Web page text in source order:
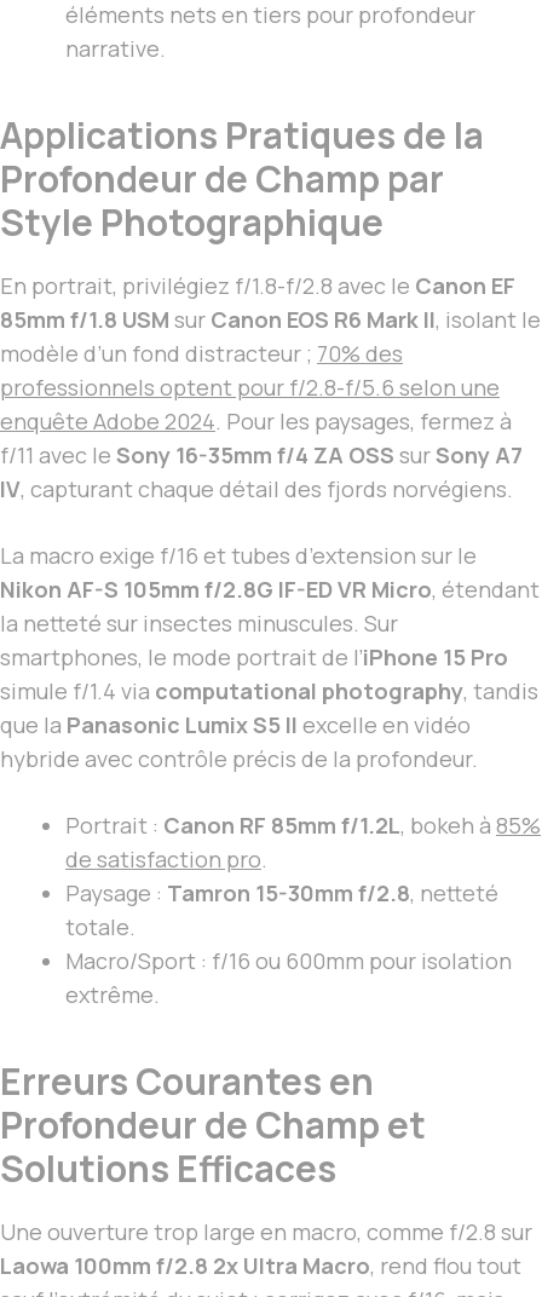
éléments nets en tiers pour profondeur
narrative.
Applications Pratiques de la
Profondeur de Champ par
Style Photographique
En portrait, privilégiez f/1.8-f/2.8 avec le Canon EF
85mm f/1.8 USM sur Canon EOS R6 Mark II, isolant le
modèle d’un fond distracteur ; 70% des
professionnels optent pour f/2.8-f/5.6 selon une
enquête Adobe 2024. Pour les paysages, fermez à
f/11 avec le Sony 16-35mm f/4 ZA OSS surSony A7
IV, capturant chaque détail des fjords norvégiens.
La macro exige f/16 et tubes d’extension sur le
Nikon AF-S 105mm f/2.8G IF-ED VR Micro, étendant
la netteté sur insectes minuscules. Sur
smartphones, le mode portrait de l’iPhone 15 Pro
simule f/1.4 via computational photography, tandis
que la Panasonic Lumix S5 II excelle en vidéo
hybride avec contrôle précis de la profondeur.
Portrait : Canon RF 85mm f/1.2L, bokeh à 85%
de satisfaction pro.
Paysage : Tamron 15-30mm f/2.8, netteté
totale.
Macro/Sport : f/16 ou 600mm pour isolation
extrême.
Erreurs Courantes en
Profondeur de Champ et
Solutions Efficaces
Une ouverture trop large en macro, comme f/2.8 sur
Laowa 100mm f/2.8 2x Ultra Macro, rend flou tout